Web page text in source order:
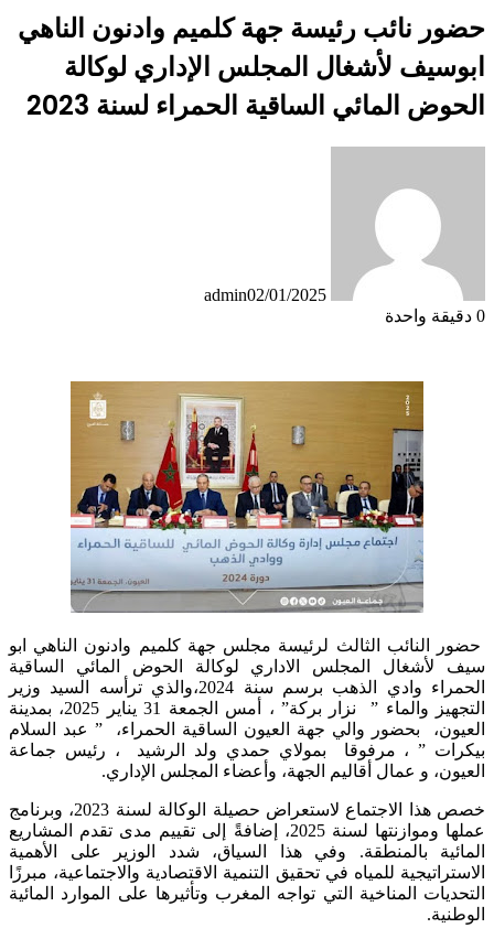
حضور نائب رئيسة جهة كلميم وادنون الناهي
ابوسيف لأشغال المجلس الإداري لوكالة
الحوض المائي الساقية الحمراء لسنة 2023
admin02/01/2025
0 دقيقة واحدة
حضور النائب الثالث لرئيسة مجلس جهة كلميم وادنون الناهي ابو
سيف لأشغال المجلس الاداري لوكالة الحوض المائي الساقية
الحمراء وادي الذهب برسم سنة 2024،والذي ترأسه السيد وزير
التجهيز والماء ” نزار بركة” ، أمس الجمعة 31 يناير 2025، بمدينة
العيون، بحضور والي جهة العيون الساقية الحمراء، ” عبد السلام
بيكرات ” ، مرفوقا بمولاي حمدي ولد الرشيد ، رئيس جماعة
العيون، و عمال أقاليم الجهة، وأعضاء المجلس الإداري.
خصص هذا الاجتماع لاستعراض حصيلة الوكالة لسنة 2023، وبرنامج
عملها وموازنتها لسنة 2025، إضافةً إلى تقييم مدى تقدم المشاريع
المائية بالمنطقة. وفي هذا السياق، شدد الوزير على الأهمية
الاستراتيجية للمياه في تحقيق التنمية الاقتصادية والاجتماعية، مبرزًا
التحديات المناخية التي تواجه المغرب وتأثيرها على الموارد المائية
الوطنية.